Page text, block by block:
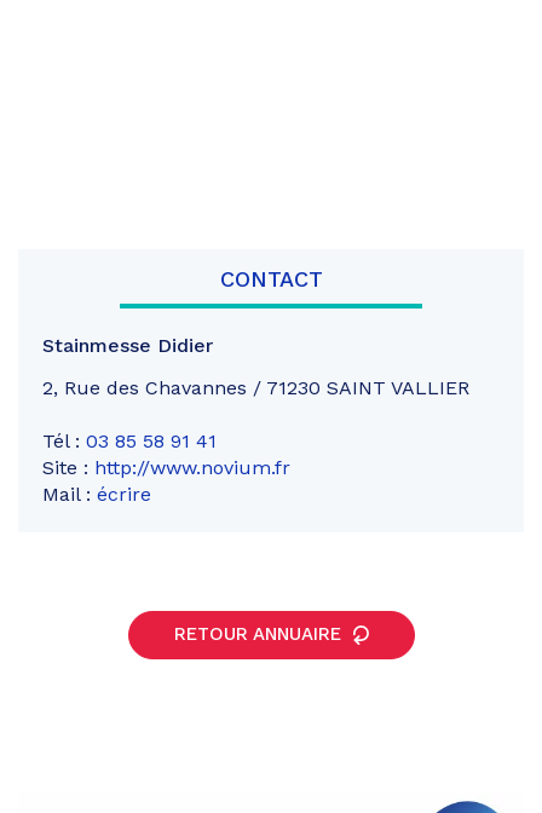
CONTACT
Stainmesse Didier
2, Rue des Chavannes / 71230 SAINT VALLIER
Tél : 03 85 58 91 41
Site : http://www.novium.fr
Mail : écrire
RETOUR ANNUAIRE